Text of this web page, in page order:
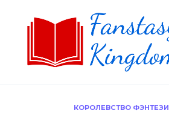
КОРОЛЕВСТВО ФЭНТЕЗИ